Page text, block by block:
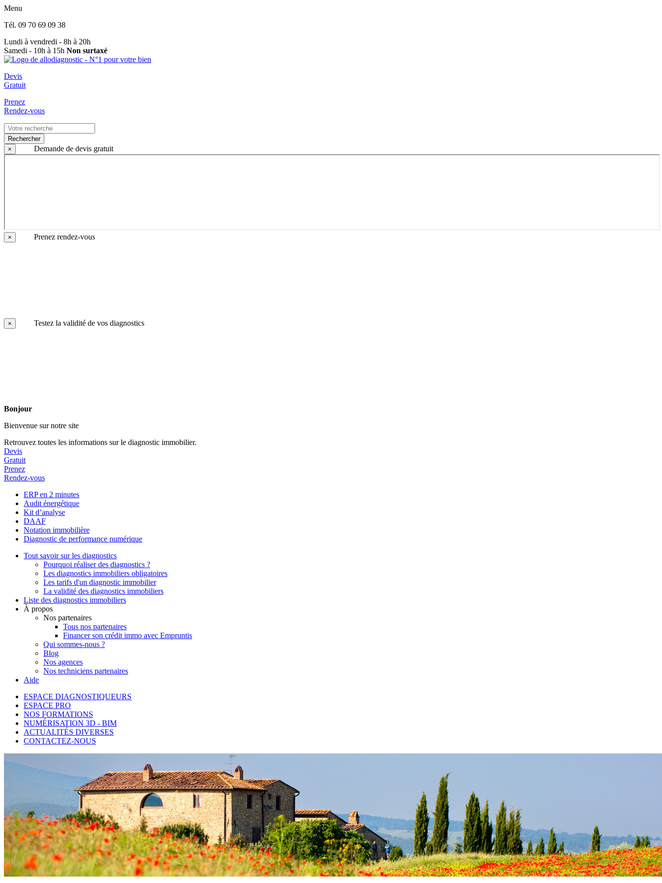
Menu
Tél. 09 70 69 09 38
Lundi à vendredi - 8h à 20h
Samedi - 10h à 15h Non surtaxé
Devis
Gratuit
Prenez
Rendez-vous
Rechercher
×
Demande de devis gratuit
× Prenez rendez-vous
× Testez la validité de vos diagnostics
Bonjour
Bienvenue sur notre site
Retrouvez toutes les informations sur le diagnostic immobilier.
Devis
Gratuit
Prenez
Rendez-vous
ERP en 2 minutes
Audit énergétique
Kit d’analyse
DAAF
Notation immobilière
Diagnostic de performance numérique
Tout savoir sur les diagnostics
Pourquoi réaliser des diagnostics ?
Les diagnostics immobiliers obligatoires
Les tarifs d'un diagnostic immobilier
La validité des diagnostics immobiliers
Liste des diagnostics immobiliers
À propos
Nos partenaires
Tous nos partenaires
Financer son crédit immo avec Empruntis
Qui sommes-nous ?
Blog
Nos agences
Nos techniciens partenaires
Aide
ESPACE DIAGNOSTIQUEURS
ESPACE PRO
NOS FORMATIONS
NUMÉRISATION 3D - BIM
ACTUALITÉS DIVERSES
CONTACTEZ-NOUS